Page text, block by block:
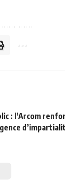
: l’Arcom